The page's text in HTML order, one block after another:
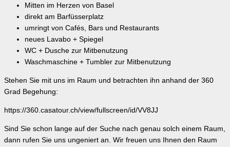
Mitten im Herzen von Basel
direkt am Barfüsserplatz
umringt von Cafés, Bars und Restaurants
neues Lavabo + Spiegel
WC + Dusche zur Mitbenutzung
Waschmaschine + Tumbler zur Mitbenutzung
Stehen Sie mit uns im Raum und betrachten ihn anhand der 360
Grad Begehung:
https://360.casatour.ch/view/fullscreen/id/VV8JJ
Sind Sie schon lange auf der Suche nach genau solch einem Raum,
dann rufen Sie uns ungeniert an. Wir freuen uns Ihnen den Raum